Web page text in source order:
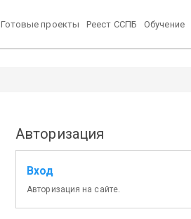
Готовые проекты Реест ССПБ Обучение
Авторизация
Вход
Авторизация на сайте.